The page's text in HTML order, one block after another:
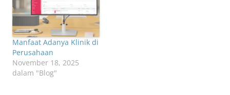
Manfaat Adanya Klinik di
Perusahaan
November 18, 2025
dalam "Blog"